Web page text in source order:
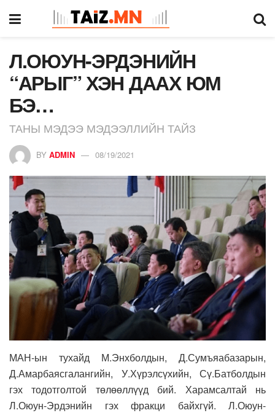
Л.ОЮУН-ЭРДЭНИЙН
“АРЫГ” ХЭН ДААХ ЮМ
БЭ…
ТАНЫ МЭДЭЭ МЭДЭЭЛЛИЙН ТАЙЗ
BY ADMIN 08/19/2021
МАН-ын тухайд М.Энхболдын, Д.Сумъяабазарын,
Д.Амарбаясгалангийн, У.Хүрэлсүхийн, Сү.Батболдын
гэх тодотголтой төлөөллүүд бий. Харамсалтай нь
Л.Оюун-Эрдэнийн гэх фракци байхгүй. Л.Оюун-